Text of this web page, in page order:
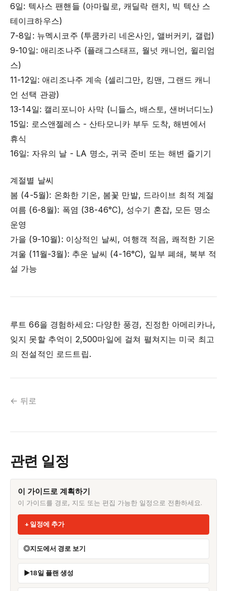
6일: 텍사스 팬핸들 (아마릴로, 캐딜락 랜치, 빅 텍산 스
테이크하우스)
7-8일: 뉴멕시코주 (투쿰카리 네온사인, 앨버커키, 갤럽)
9-10일: 애리조나주 (플래그스태프, 월넛 캐니언, 윌리엄
스)
11-12일: 애리조나주 계속 (셀리그만, 킹맨, 그랜드 캐니
언 선택 관광)
13-14일: 캘리포니아 사막 (니들스, 배스토, 샌버너디노)
15일: 로스앤젤레스 - 산타모니카 부두 도착, 해변에서
휴식
16일: 자유의 날 - LA 명소, 귀국 준비 또는 해변 즐기기
계절별 날씨
봄 (4-5월): 온화한 기온, 봄꽃 만발, 드라이브 최적 계절
여름 (6-8월): 폭염 (38-46°C), 성수기 혼잡, 모든 명소
운영
가을 (9-10월): 이상적인 날씨, 여행객 적음, 쾌적한 기온
겨울 (11월-3월): 추운 날씨 (4-16°C), 일부 폐쇄, 북부 적
설 가능
루트 66을 경험하세요: 다양한 풍경, 진정한 아메리카나,
잊지 못할 추억이 2,500마일에 걸쳐 펼쳐지는 미국 최고
의 전설적인 로드트립.
← 뒤로
관련 일정
이 가이드로 계획하기
이 가이드를 경로, 지도 또는 편집 가능한 일정으로 전환하세요.
일정에 추가
지도에서 경로 보기
18일 플랜 생성